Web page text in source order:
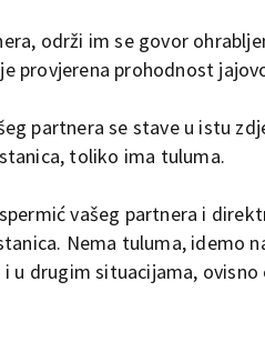
održi im se govor
provjerena prohodnost
partnera se stave u istu
toliko ima tuluma.
vašeg partnera i
Nema tuluma, idemo
u drugim situacijama, ovisno